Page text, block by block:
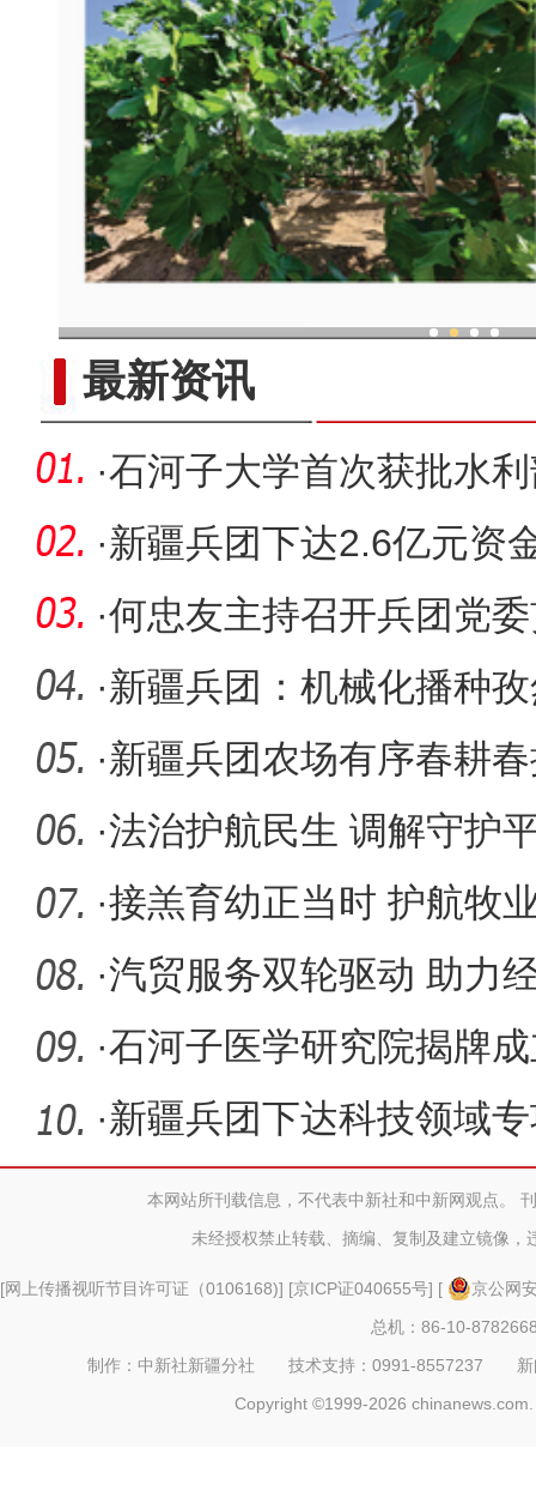
最新资讯
·石河子大学首次获批水
·新疆兵团下达2.6亿元资
提档升级
·何忠友主持召开兵团党
反馈意见
·新疆兵团：机械化播种
·新疆兵团农场有序春耕
·法治护航民生 调解守护
·接羔育幼正当时 护航牧
·汽贸服务双轮驱动 助力
·石河子医学研究院揭牌
·新疆兵团下达科技领域
本网站所刊载信息，不代表中新社和中新网观点。
未经授权禁止转载、摘编、复制及建立镜像，
[网上传播视听节目许可证（0106168)] [京ICP证040655号] [
京公网
总机：86-10-
制作：中新社新疆分社 技术支持：0991-8557237
Copyright ©1999-2026